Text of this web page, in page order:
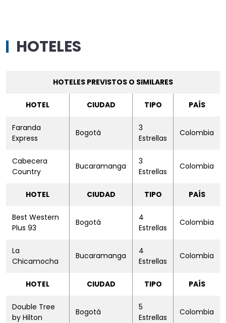
HOTELES
HOTELES PREVISTOS O SIMILARES
HOTEL CIUDAD TIPO PAÍS
Faranda
Express
Bogotá
3
Estrellas
Colombia
Cabecera
Country
Bucaramanga
3
Estrellas
Colombia
HOTEL CIUDAD TIPO PAÍS
Best Western
Plus 93
Bogotá
4
Estrellas
Colombia
La
Chicamocha
Bucaramanga
4
Estrellas
Colombia
HOTEL CIUDAD TIPO PAÍS
Double Tree
by Hilton
Bogotá
5
Estrellas
Colombia